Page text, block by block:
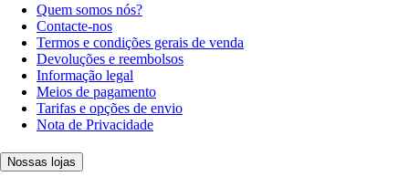
Quem somos nós?
Contacte-nos
Termos e condições gerais de venda
Devoluções e reembolsos
Informação legal
Meios de pagamento
Tarifas e opções de envio
Nota de Privacidade
Nossas lojas